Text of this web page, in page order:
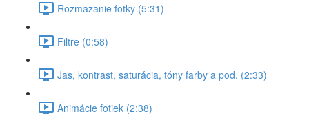
Rozmazanie fotky (5:31)
Filtre (0:58)
Jas, kontrast, saturácia, tóny farby a pod. (2:33)
Animácie fotiek (2:38)